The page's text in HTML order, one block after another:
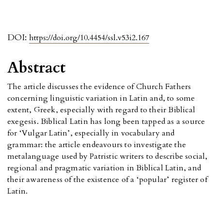
DOI: https://doi.org/10.4454/ssl.v53i2.167
Abstract
The article discusses the evidence of Church Fathers
concerning linguistic variation in Latin and, to some
extent, Greek, especially with regard to their Biblical
exegesis. Biblical Latin has long been tapped as a source
for ‘Vulgar Latin’, especially in vocabulary and
grammar: the article endeavours to investigate the
metalanguage used by Patristic writers to describe social,
regional and pragmatic variation in Biblical Latin, and
their awareness of the existence of a ‘popular’ register of
Latin.